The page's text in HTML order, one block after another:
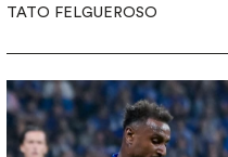
TATO FELGUEROSO